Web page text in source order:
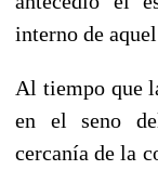
interno de
Al tiempo que
en el seno
cercanía de la